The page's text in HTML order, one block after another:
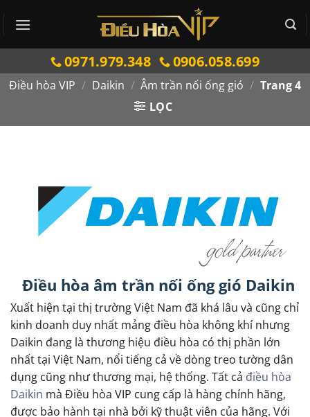
qua
0971.979.348 0906.058.699
Điều hòa VIP / Daikin / Âm trần nối ống gió / Trang 4
LỌC
Điều hòa âm trần nối ống gió Daikin
Xuất hiện tại thị trường Việt Nam đã khá lâu và cũng chỉ
kinh doanh duy nhất mảng điều hòa không khí nhưng
Daikin đang là thương hiệu điều hòa có thị phần lớn
nhất tại Việt Nam, nổi tiếng cả về dòng treo tường dân
dụng cũng như thương mại, hệ thống. Tất cả điều hòa
Daikin mà Điều hòa VIP cung cấp là hàng chính hãng,
được bảo hành tại nhà bởi kỹ thuật viên của hãng. Với